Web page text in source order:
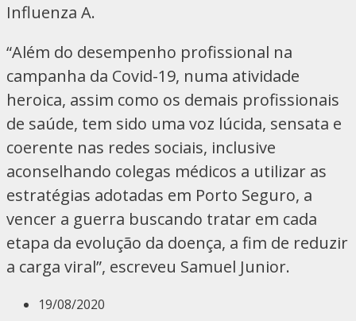
Influenza A.
“Além do desempenho profissional na
campanha da Covid-19, numa atividade
heroica, assim como os demais profissionais
de saúde, tem sido uma voz lúcida, sensata e
coerente nas redes sociais, inclusive
aconselhando colegas médicos a utilizar as
estratégias adotadas em Porto Seguro, a
vencer a guerra buscando tratar em cada
etapa da evolução da doença, a fim de reduzir
a carga viral”, escreveu Samuel Junior.
19/08/2020